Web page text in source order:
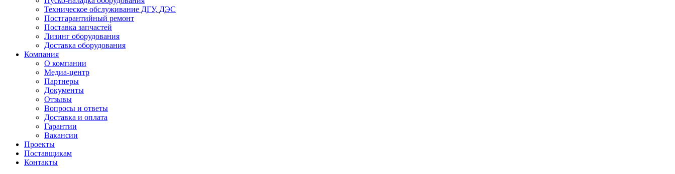
Техническое обслуживание ДГУ, ДЭС
Постгарантийный ремонт
Поставка запчастей
Лизинг оборудования
Доставка оборудования
Компания
О компании
Медиа-центр
Партнеры
Документы
Отзывы
Вопросы и ответы
Доставка и оплата
Гарантии
Вакансии
Проекты
Поставщикам
Контакты